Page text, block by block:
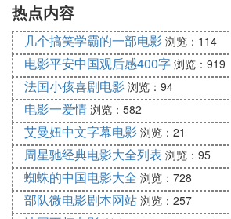
千上万的小蜘蛛在一夜之间变得硕
命。它们潜入了小镇的角角落落，
人间炼狱，而在此过程中，只有警
察到了这一切，但是整个小镇只有
密相信他的话，二人正准备说服小
灭这些怪物，却发现他们已经被满
怪”给包围了。众人在中断对外通讯
天盖地的杀人蜘蛛展开生死战……
3影评
在美国的怪兽片中，以蜘蛛为题材
明了蜘蛛一直是许多人潜意识中的
热点内容
几个搞笑学霸的一部电影 浏览：114
电影平安中国观后感400字 浏览：919
法国小孩喜剧电影 浏览：94
电影一爱情 浏览：582
艾曼妞中文字幕电影 浏览：21
周星驰经典电影大全列表 浏览：95
蜘蛛的中国电影大全 浏览：728
部队微电影剧本网站 浏览：257